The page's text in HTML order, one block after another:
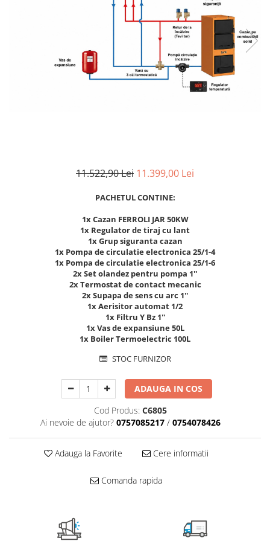
Cazane, Centrale si Termoseminee
cu functionare pe peleti
Butelie egalizare
Radiatoare/Calorifere din otel
Radiatoare/Calorifere Copa
Radiatoare/Calorifere din otel
Calorifer din otel GOBE
Radiator otel AIRFEL
Radiatoare/Calorifere din otel
Radiatoare de baie Portprosop
Radiatoare de Baie din otel - Drept
Radiatoare CONDOR
11.522,90 Lei 11.399,00 Lei
PACHETUL CONTINE:
1x Cazan FERROLI JAR 50KW
1x Regulator de tiraj cu lant
1x Grup siguranta cazan
1x Pompa de circulatie electronica 25/1-4
1x Pompa de circulatie electronica 25/1-6
2x Set olandez pentru pompa 1''
2x Termostat de contact mecanic
2x Supapa de sens cu arc 1''
1x Aerisitor automat 1/2
1x Filtru Y Bz 1''
1x Vas de expansiune 50L
1x Boiler Termoelectric 100L
STOC FURNIZOR
ADAUGA IN COS
Cod Produs: C6805
Ai nevoie de ajutor? 0757085217 / 0754078426
Adauga la Favorite Cere informatii
Comanda rapida